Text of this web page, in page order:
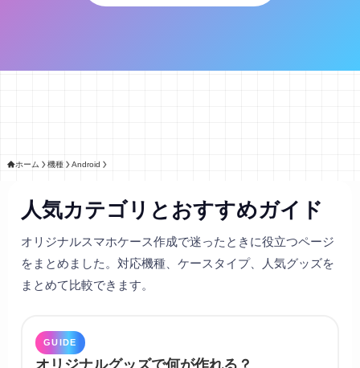
ホーム 機種 Android
人気カテゴリとおすすめガイド
オリジナルスマホケース作成で迷ったときに役立つページ
をまとめました。対応機種、ケースタイプ、人気グッズを
まとめて比較できます。
GUIDE
オリジナルグッズで何が作れる？